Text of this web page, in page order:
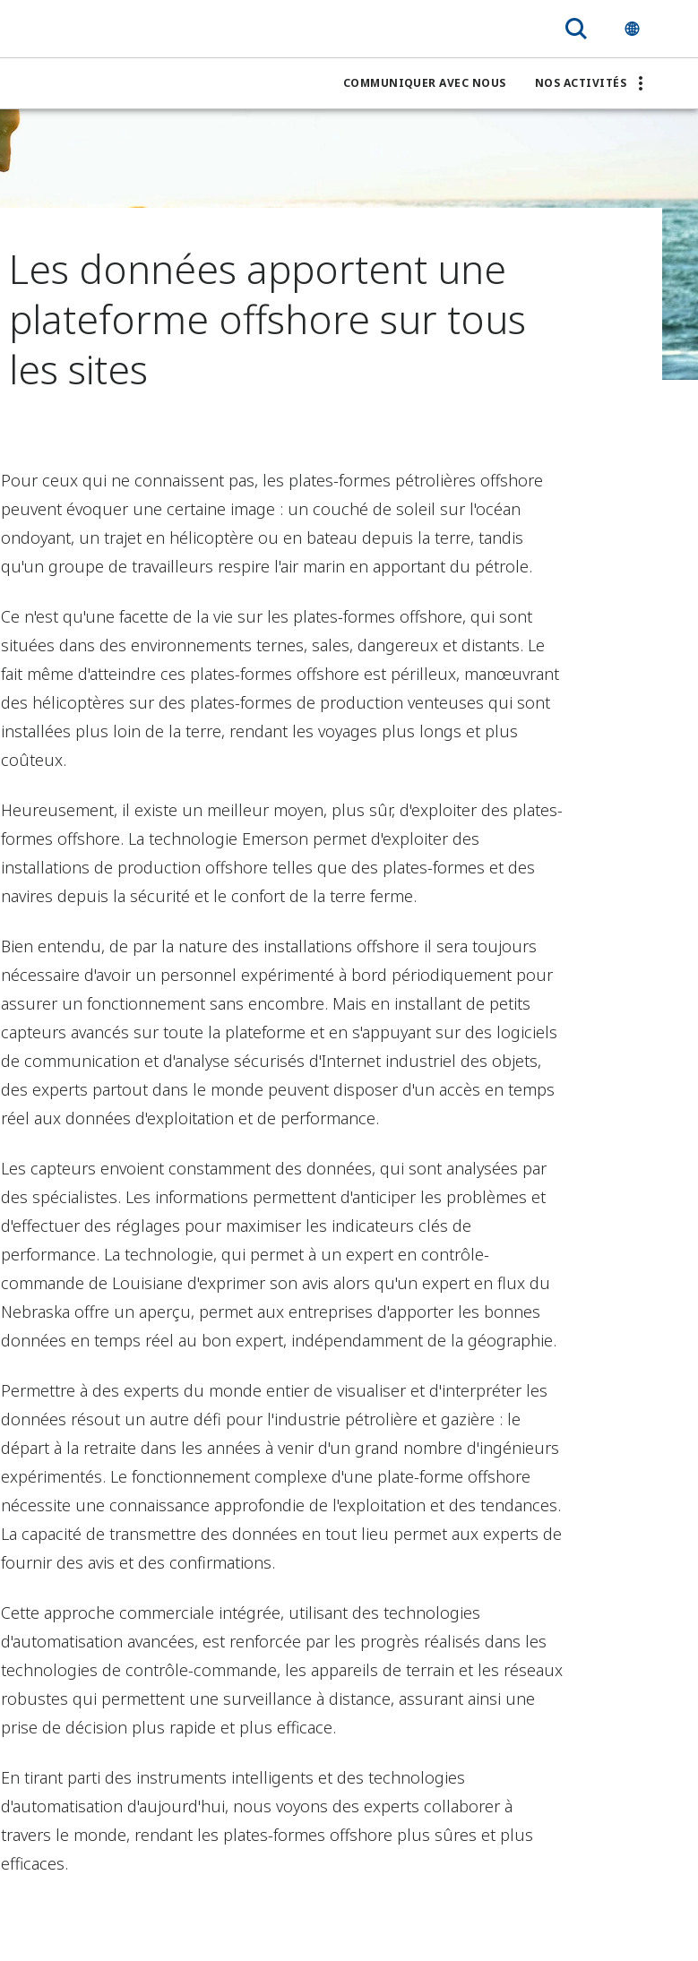
COMMUNIQUER AVEC NOUS NOS ACTIVITÉS
Les données apportent une
plateforme offshore sur tous
les sites
Pour ceux qui ne connaissent pas, les plates-formes pétrolières offshore
peuvent évoquer une certaine image : un couché de soleil sur l'océan
ondoyant, un trajet en hélicoptère ou en bateau depuis la terre, tandis
qu'un groupe de travailleurs respire l'air marin en apportant du pétrole.
Ce n'est qu'une facette de la vie sur les plates-formes offshore, qui sont
situées dans des environnements ternes, sales, dangereux et distants. Le
fait même d'atteindre ces plates-formes offshore est périlleux, manœuvrant
des hélicoptères sur des plates-formes de production venteuses qui sont
installées plus loin de la terre, rendant les voyages plus longs et plus
coûteux.
Heureusement, il existe un meilleur moyen, plus sûr, d'exploiter des plates-
formes offshore. La technologie Emerson permet d'exploiter des
installations de production offshore telles que des plates-formes et des
navires depuis la sécurité et le confort de la terre ferme.
Bien entendu, de par la nature des installations offshore il sera toujours
nécessaire d'avoir un personnel expérimenté à bord périodiquement pour
assurer un fonctionnement sans encombre. Mais en installant de petits
capteurs avancés sur toute la plateforme et en s'appuyant sur des logiciels
de communication et d'analyse sécurisés d'Internet industriel des objets,
des experts partout dans le monde peuvent disposer d'un accès en temps
réel aux données d'exploitation et de performance.
Les capteurs envoient constamment des données, qui sont analysées par
des spécialistes. Les informations permettent d'anticiper les problèmes et
d'effectuer des réglages pour maximiser les indicateurs clés de
performance. La technologie, qui permet à un expert en contrôle-
commande de Louisiane d'exprimer son avis alors qu'un expert en flux du
Nebraska offre un aperçu, permet aux entreprises d'apporter les bonnes
données en temps réel au bon expert, indépendamment de la géographie.
Permettre à des experts du monde entier de visualiser et d'interpréter les
données résout un autre défi pour l'industrie pétrolière et gazière : le
départ à la retraite dans les années à venir d'un grand nombre d'ingénieurs
expérimentés. Le fonctionnement complexe d'une plate-forme offshore
nécessite une connaissance approfondie de l'exploitation et des tendances.
La capacité de transmettre des données en tout lieu permet aux experts de
fournir des avis et des confirmations.
Cette approche commerciale intégrée, utilisant des technologies
d'automatisation avancées, est renforcée par les progrès réalisés dans les
technologies de contrôle-commande, les appareils de terrain et les réseaux
robustes qui permettent une surveillance à distance, assurant ainsi une
prise de décision plus rapide et plus efficace.
En tirant parti des instruments intelligents et des technologies
d'automatisation d'aujourd'hui, nous voyons des experts collaborer à
travers le monde, rendant les plates-formes offshore plus sûres et plus
efficaces.